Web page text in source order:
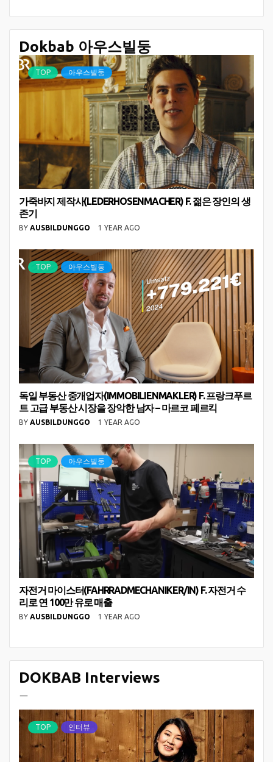
Dokbab 아우스빌둥
TOP 아우스빌둥
가죽바지 제작사(LEDERHOSENMACHER) F. 젊은 장인의 생
존기
BY AUSBILDUNGGO 1 YEAR AGO
TOP 아우스빌둥
독일 부동산 중개업자(IMMOBILIENMAKLER) F. 프랑크푸르
트 고급 부동산 시장을 장악한 남자 – 마르코 페르킥
BY AUSBILDUNGGO 1 YEAR AGO
TOP 아우스빌둥
자전거 마이스터(FAHRRADMECHANIKER/IN) F. 자전거 수
리로 연 100만 유로 매출
BY AUSBILDUNGGO 1 YEAR AGO
DOKBAB Interviews
ㅡ
TOP 인터뷰